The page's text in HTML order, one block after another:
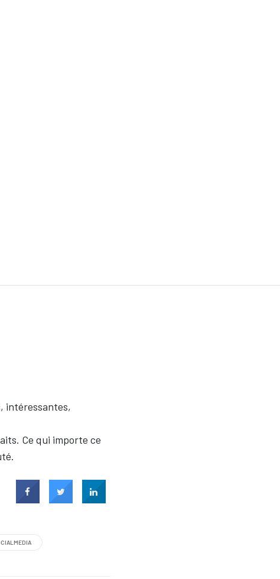
intéressantes,
Ce qui importe ce